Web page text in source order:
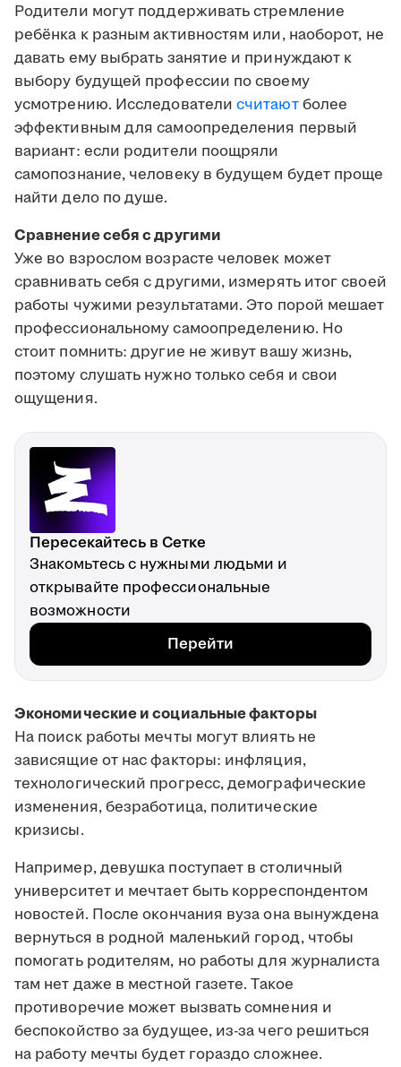
Родители могут поддерживать стремление
ребёнка к разным активностям или, наоборот, не
давать ему выбрать занятие и принуждают к
выбору будущей профессии по своему
усмотрению. Исследователисчитаютболее
эффективным для самоопределения первый
вариант: если родители поощряли
самопознание, человеку в будущем будет проще
найти дело по душе.
Сравнение себя с другими
Уже во взрослом возрасте человек может
сравнивать себя с другими, измерять итог своей
работы чужими результатами. Это порой мешает
профессиональному самоопределению. Но
стоит помнить: другие не живут вашу жизнь,
поэтому слушать нужно только себя и свои
ощущения.
Пересекайтесь в Сетке
Знакомьтесь с нужными людьми и
открывайте профессиональные
возможности
Перейти
Экономические и социальные факторы
На поиск работы мечты могут влиять не
зависящие от нас факторы: инфляция,
технологический прогресс, демографические
изменения, безработица, политические
кризисы.
Например, девушка поступает в столичный
университет и мечтает быть корреспондентом
новостей. После окончания вуза она вынуждена
вернуться в родной маленький город, чтобы
помогать родителям, но работы для журналиста
там нет даже в местной газете. Такое
противоречие может вызвать сомнения и
беспокойство за будущее, из-за чего решиться
на работу мечты будет гораздо сложнее.